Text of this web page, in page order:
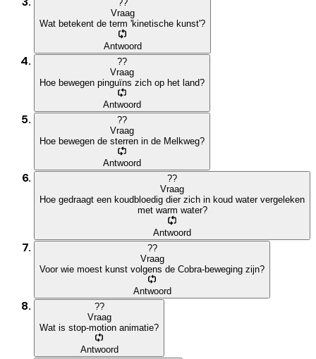
??
Vraag
Wat betekent de term 'kinetische kunst'?
Antwoord
??
Vraag
Hoe bewegen pinguïns zich op het land?
Antwoord
??
Vraag
Hoe bewegen de sterren in de Melkweg?
Antwoord
??
Vraag
Hoe gedraagt een koudbloedig dier zich in koud water vergeleken
met warm water?
Antwoord
??
Vraag
Voor wie moest kunst volgens de Cobra-beweging zijn?
Antwoord
??
Vraag
Wat is stop-motion animatie?
Antwoord